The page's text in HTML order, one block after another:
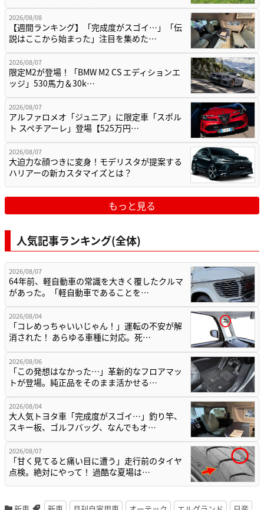
2026/08/08
【週間ランキング】「完成度がスゴイ…」「伝
説はここから始まった」注目を集めた…
2026/08/07
限定M2が登場！「BMW M2 CS エディションエ
ッジ」530馬力＆30k…
2026/08/07
アルファロメオ「ジュニア」に限定車「スポル
ト スペチアーレ」登場【525万円…
2026/08/07
大迫力な顔つきに変身！モデリスタが提案する
ハリアーの新カスタマイズとは？
もっと見る
人気記事ランキング(全体)
2026/08/07
64年前、軽自動車の常識を大きく覆したクルマ
があった。「軽自動車であることを…
2026/08/04
「コレめっちゃいいじゃん！」運転の不安が解
消された！ あらゆる車種に対応。死…
2026/08/06
「この発想はなかった…」革新的なフロアマッ
トが登場。純正品をそのまま活かせる…
2026/08/04
大人気トヨタ車「完成度がスゴイ…」釣り竿、
スキー板、ゴルフバッグ、なんでもオ…
2026/08/07
「甘く見てると痛い目に遭う」走行前のタイヤ
点検。絶対にやって！ 過酷な夏場は…